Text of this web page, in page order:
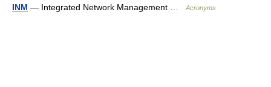
INM — Integrated Network Management … Acronyms